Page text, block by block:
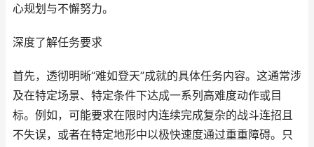
心规划与不懈努力。
深度了解任务要求
首先，透彻明晰“难如登天”成就的具体任务内容。这通常涉
及在特定场景、特定条件下达成一系列高难度动作或目
标。例如，可能要求在限时内连续完成复杂的战斗连招且
不失误，或者在特定地形中以极快速度通过重重障碍。只